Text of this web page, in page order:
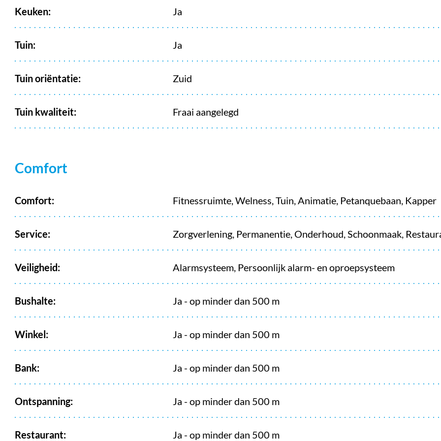
Keuken: Ja
Tuin: Ja
Tuin oriëntatie: Zuid
Tuin kwaliteit: Fraai aangelegd
Comfort
Comfort: Fitnessruimte, Welness, Tuin, Animatie, Petanquebaan, Kapper
Service: Zorgverlening, Permanentie, Onderhoud, Schoonmaak,
Veiligheid: Alarmsysteem, Persoonlijk alarm- en oproepsysteem
Bushalte: Ja - op minder dan 500 m
Winkel: Ja - op minder dan 500 m
Bank: Ja - op minder dan 500 m
Ontspanning: Ja - op minder dan 500 m
Restaurant: Ja - op minder dan 500 m